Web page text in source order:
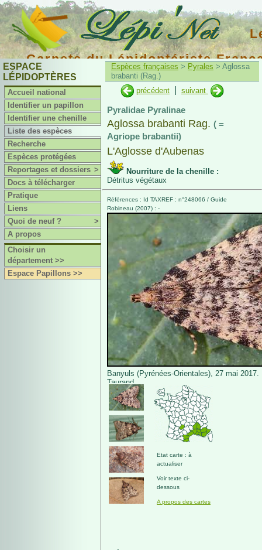
Carnets du Lépidoptériste
ESPACE
LÉPIDOPTÈRES
Accueil national
Identifier un papillon
Identifier une chenille
Liste des espèces
Recherche
Espèces protégées
Reportages et dossiers >
Docs à télécharger
Pratique
Liens
Quoi de neuf ?
>
A propos
Choisir un
département >>
Espace Papillons >>
Espèces françaises > Pyrales > Aglossa
brabanti (Rag.)
précédent
suivant
Pyralidae Pyralinae
Aglossa brabanti Rag. ( =
Agriope brabantii)
L'Aglosse d'Aubenas
Nourriture de la chenille :
Détritus végétaux
Références : Id TAXREF : n°248066 / Guide
Robineau (2007) : -
Banyuls (Pyrénées-Orientales), 27 mai 2017.
Taurand.
Etat carte : à
actualiser
Voir texte ci-
dessous
A propos des cartes